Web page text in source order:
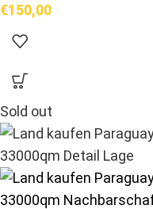
€150,00
Sold out